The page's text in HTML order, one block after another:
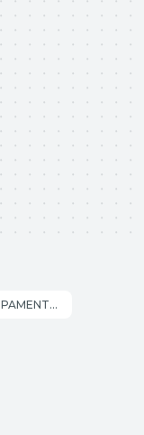
MÁQUINAS E EQUIPAMENTOS: MÁQ. E EQUIP. INDUSTRIAIS